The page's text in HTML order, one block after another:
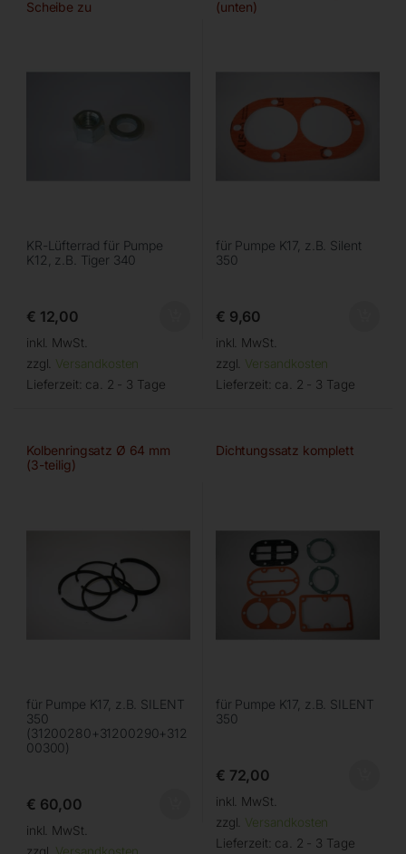
Scheibe zu
KR-Lüfterrad für Pumpe
K12, z.B. Tiger 340
€ 12,00
inkl. MwSt.
zzgl. Versandkosten
Lieferzeit: ca. 2 - 3 Tage
(unten)
für Pumpe K17, z.B. Silent
350
€ 9,60
inkl. MwSt.
zzgl. Versandkosten
Lieferzeit: ca. 2 - 3 Tage
Kolbenringsatz Ø 64 mm
(3-teilig)
für Pumpe K17, z.B. SILENT
350
(31200280+31200290+312
00300)
€ 60,00
inkl. MwSt.
Dichtungssatz komplett
für Pumpe K17, z.B. SILENT
350
€ 72,00
inkl. MwSt.
zzgl. Versandkosten
Lieferzeit: ca. 2 - 3 Tage